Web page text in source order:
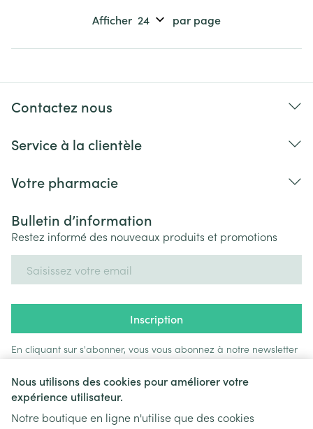
Nous utilisons des cookies pour améliorer votre
expérience utilisateur.
Notre boutique en ligne n'utilise que des cookies
Afficher par page
Contactez nous
Service à la clientèle
Votre pharmacie
Bulletin d’information
Restez informé des nouveaux produits et promotions
Inscription
En cliquant sur s'abonner, vous vous abonnez à notre newsletter
et acceptez notrepolitique de confidentialité.